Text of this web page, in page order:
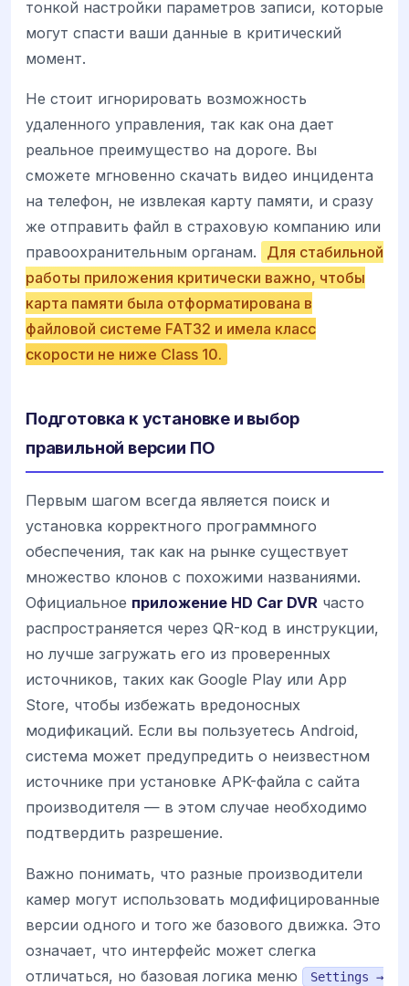
тонкой настройки параметров записи, которые
могут спасти ваши данные в критический
момент.
Не стоит игнорировать возможность
удаленного управления, так как она дает
реальное преимущество на дороге. Вы
сможете мгновенно скачать видео инцидента
на телефон, не извлекая карту памяти, и сразу
же отправить файл в страховую компанию или
правоохранительным органам.
Для стабильной
работы приложения критически важно, чтобы
карта памяти была отформатирована в
файловой системе FAT32 и имела класс
скорости не ниже Class 10.
Подготовка к установке и выбор
правильной версии ПО
Первым шагом всегда является поиск и
установка корректного программного
обеспечения, так как на рынке существует
множество клонов с похожими названиями.
Официальное приложение HD Car DVR часто
распространяется через QR-код в инструкции,
но лучше загружать его из проверенных
источников, таких как Google Play или App
Store, чтобы избежать вредоносных
модификаций. Если вы пользуетесь Android,
система может предупредить о неизвестном
источнике при установке APK-файла с сайта
производителя — в этом случае необходимо
подтвердить разрешение.
Важно понимать, что разные производители
камер могут использовать модифицированные
версии одного и того же базового движка. Это
означает, что интерфейс может слегка
отличаться, но базовая логика меню
Settings →